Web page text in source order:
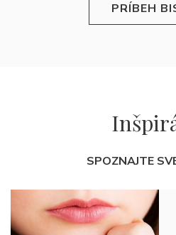
PRÍBEH
SPOZNAJTE